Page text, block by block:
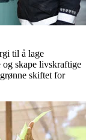
til å lage
og skape livskraftige
skiftet for